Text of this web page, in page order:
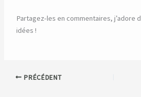
Partagez-les en commentaires, j’adore
idées !
PRÉCÉDENT